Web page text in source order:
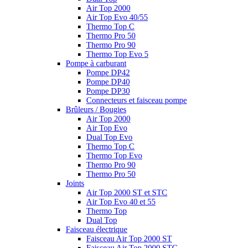
Air Top 2000
Air Top Evo 40/55
Thermo Top C
Thermo Pro 50
Thermo Pro 90
Thermo Top Evo 5
Pompe à carburant
Pompe DP42
Pompe DP40
Pompe DP30
Connecteurs et faisceau pompe
Brûleurs / Bougies
Air Top 2000
Air Top Evo
Dual Top Evo
Thermo Top C
Thermo Top Evo
Thermo Pro 90
Thermo Pro 50
Joints
Air Top 2000 ST et STC
Air Top Evo 40 et 55
Thermo Top
Dual Top
Faisceau électrique
Faisceau Air Top 2000 ST